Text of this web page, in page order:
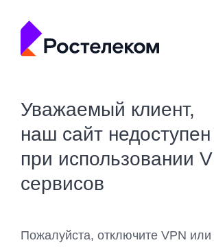
Уважаемый клиент,
наш сайт недоступен
при использовании
сервисов
Пожалуйста, отключите VPN или